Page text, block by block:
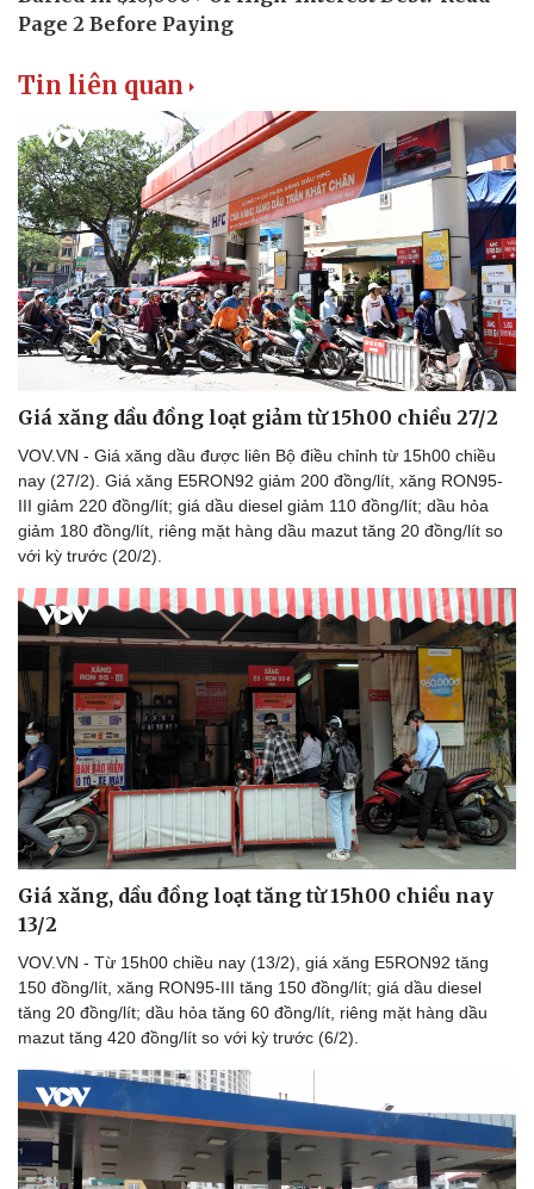
Thể thao
Bóng đá
Lịch thi đấu bóng đá
Thế giới thể thao
Hậu trường
Ô tô - Xe máy
Ô tô
Xe máy
Tư vấn
Tin liên quan
Giá xăng dầu đồng loạt giảm từ 15h00 chiều 27/2
VOV.VN - Giá xăng dầu được liên Bộ điều chỉnh từ 15h00 chiều
nay (27/2). Giá xăng E5RON92 giảm 200 đồng/lít, xăng RON95-
III giảm 220 đồng/lít; giá dầu diesel giảm 110 đồng/lít; dầu hỏa
giảm 180 đồng/lít, riêng mặt hàng dầu mazut tăng 20 đồng/lít so
với kỳ trước (20/2).
Giá xăng, dầu đồng loạt tăng từ 15h00 chiều nay
13/2
VOV.VN - Từ 15h00 chiều nay (13/2), giá xăng E5RON92 tăng
150 đồng/lít, xăng RON95-III tăng 150 đồng/lít; giá dầu diesel
tăng 20 đồng/lít; dầu hỏa tăng 60 đồng/lít, riêng mặt hàng dầu
mazut tăng 420 đồng/lít so với kỳ trước (6/2).